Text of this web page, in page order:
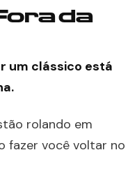
da
um clássico está
rolando em
fazer você voltar no